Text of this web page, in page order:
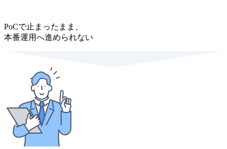
PoCで止まったまま、
本番運用へ進められない